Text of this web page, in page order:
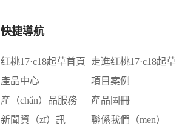
快捷導航
红桃17·c18起草首頁
走進红桃17·c18起草
產品中心
項目案例
產（chǎn）品服務
產品圖冊
新聞資（zī）訊
聯係我們（men）